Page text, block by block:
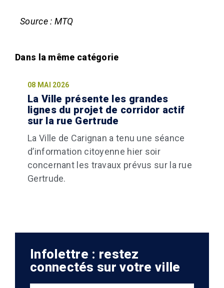
Source : MTQ
08 MAI 2026
La Ville présente les grandes
lignes du projet de corridor actif
sur la rue Gertrude
La Ville de Carignan a tenu une séance
d’information citoyenne hier soir
concernant les travaux prévus sur la rue
Gertrude.
Infolettre : restez
connectés sur votre ville